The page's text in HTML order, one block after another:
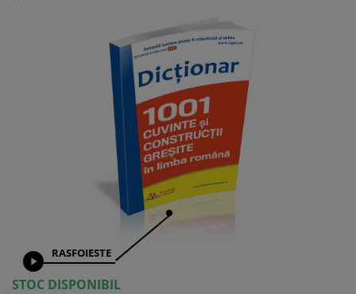

RASFOIESTE
STOC DISPONIBIL